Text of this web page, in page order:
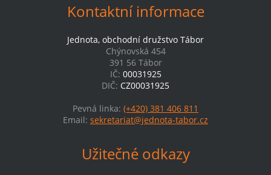
Kontaktní informace
Jednota, obchodní družstvo Tábor
Chýnovská 454
391 56 Tábor
IČ: 00031925
DIČ: CZ00031925
Pevná linka: (+420) 381 406 811
Email: sekretariat@jednota-tabor.cz
Užitečné odkazy